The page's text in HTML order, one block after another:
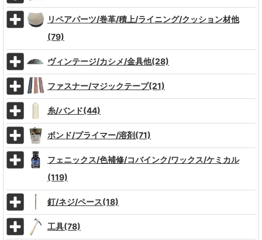
リペアパーツ/巻革/積上/ライニング/クッション材他
(79)
ヴィンテージ/カシメ/金具他(28)
ファスナー/マジックテープ(21)
糸/バンド(44)
ボンド/プライマー/溶剤(71)
フェニックス/色補修/コバインク/ワックス/ケミカル
(119)
釘/ネジ/ペース(18)
工具(78)